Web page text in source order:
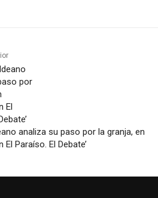
analiza su paso por la granja, en
El Paraíso. El Debate’